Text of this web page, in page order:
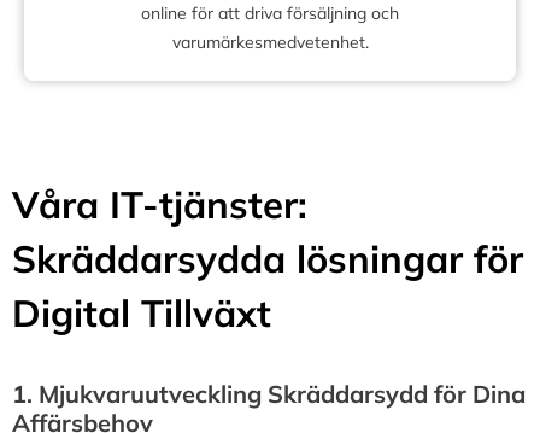
online för att driva försäljning och
varumärkesmedvetenhet.
Våra IT-tjänster:
Skräddarsydda lösningar för
Digital Tillväxt
1.⁠ ⁠Mjukvaruutveckling Skräddarsydd för Dina
Affärsbehov